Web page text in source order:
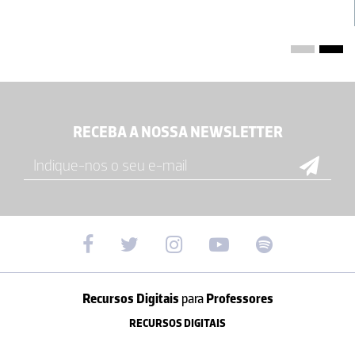
RECEBA A NOSSA NEWSLETTER
Recursos Digitais paraProfessores
RECURSOS DIGITAIS